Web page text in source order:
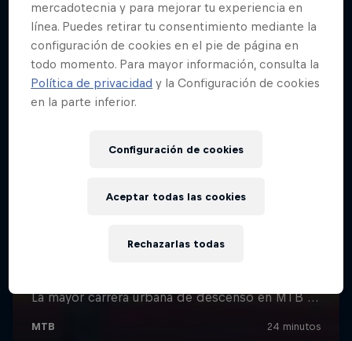
mercadotecnia y para mejorar tu experiencia en
línea. Puedes retirar tu consentimiento mediante la
configuración de cookies en el pie de página en
todo momento. Para mayor información, consulta la
Política de privacidad y la Configuración de cookies
en la parte inferior.
Configuración de cookies
Rechazarlas todas
Aceptar todas las cookies